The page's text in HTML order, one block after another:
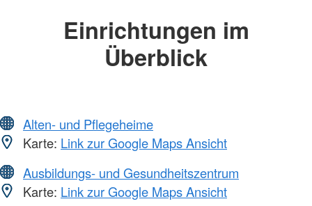
Einrichtungen im
Überblick
Alten- und Pflegeheime
Karte: Link zur Google Maps Ansicht
Ausbildungs- und Gesundheitszentrum
Karte: Link zur Google Maps Ansicht